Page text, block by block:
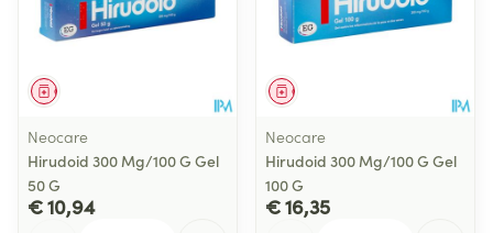
Geneesmiddel
Neocare
Hirudoid 300 Mg/100 G Gel
50 G
€ 10,94
Geneesmiddel
Neocare
Hirudoid 300 Mg/100 G Gel
100 G
€ 16,35